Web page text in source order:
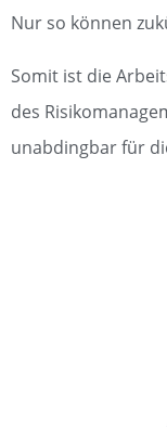
Nur so können
Somit ist die
des
unabdingbar für